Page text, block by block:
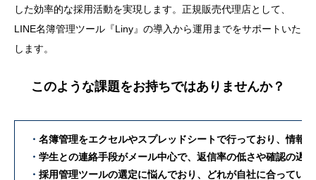
した効率的な採用活動を実現します。 正規販売代理店として、
LINE名簿管理ツール『Liny』の導入から運用までをサポートいた
します。
このような課題をお持ちではありませんか？
・ 名簿管理をエクセルやスプレッドシートで行っており、情報
・ 学生との連絡手段がメール中心で、返信率の低さや確認の遅
・ 採用管理ツールの選定に悩んでおり、どれが自社に合ってい